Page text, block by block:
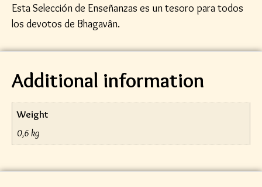
Esta Selección de Enseñanzas es un tesoro para todos
los devotos de Bhagavân.
Additional information
Weight
0,6 kg